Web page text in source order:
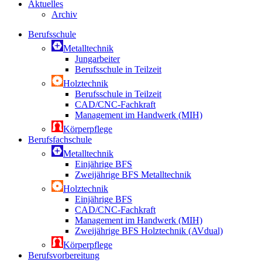
Aktuelles
Archiv
Berufsschule
Metalltechnik
Jungarbeiter
Berufsschule in Teilzeit
Holztechnik
Berufsschule in Teilzeit
CAD/CNC-Fachkraft
Management im Handwerk (MIH)
Körperpflege
Berufsfachschule
Metalltechnik
Einjährige BFS
Zweijährige BFS Metalltechnik
Holztechnik
Einjährige BFS
CAD/CNC-Fachkraft
Management im Handwerk (MIH)
Zweijährige BFS Holztechnik (AVdual)
Körperpflege
Berufsvorbereitung